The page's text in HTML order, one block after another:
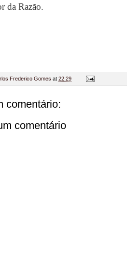
da Razão.
Frederico Gomes at 22:29
comentário:
comentário